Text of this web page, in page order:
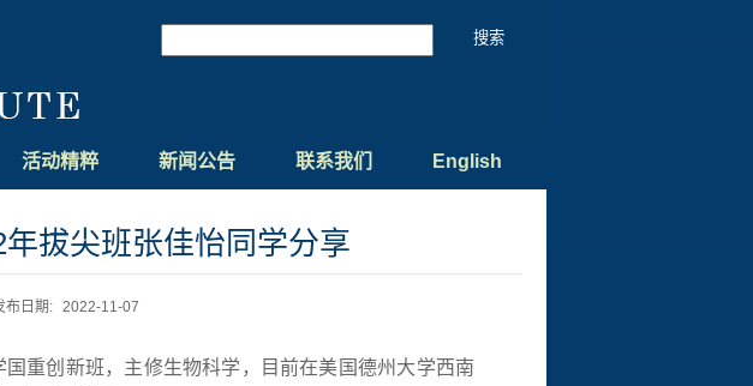
活动精粹 新闻公告 联系我们 English
拔尖班张佳怡同学分享
布日期: 2022-11-07
重创新班，主修生物科学，目前在美国德州大学西南